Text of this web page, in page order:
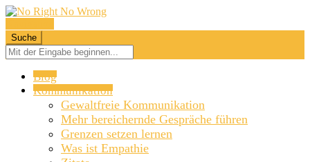
Suche
Blog
Kommunikation
Gewaltfreie Kommunikation
Mehr bereichernde Gespräche führen
Grenzen setzen lernen
Was ist Empathie